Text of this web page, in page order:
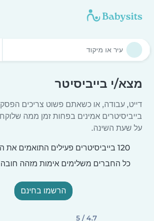
מצא/י בייביסיטר
דייט, עבודה, או כשאתם פשוט צריכים
בייביסיטרים אמינים בפחות זמן ממה
על שעת השינה.
120 בייביסיטרים פעילים התואמים את החיפוש שלך
כל החברים משלימים אימות מזהה חובה
הרשמו בחינם
4.7 / 5